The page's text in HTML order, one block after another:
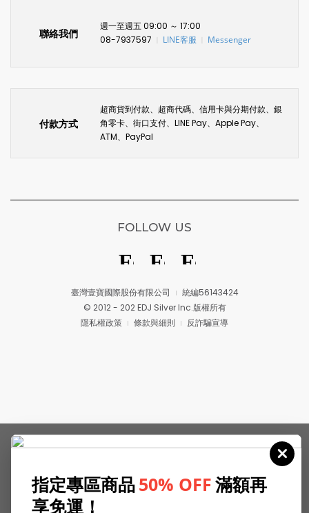
聯絡我們
週一至週五 09:00 ～ 17:00
08-7937597
LINE客服 Messenger
付款方式
超商貨到付款、超商代碼、信用卡與分期付款、銀
角零卡、街口支付、LINE Pay、Apple Pay、
ATM、PayPal
臺灣壹寶國際股份有限公司
統編56143424
© 2012 - 202 EDJ Silver Inc.版權所有
隱私權政策
條款與細則 反詐騙宣導
FOLLOW US
指定專區商品50% OFF滿額再
享免運！